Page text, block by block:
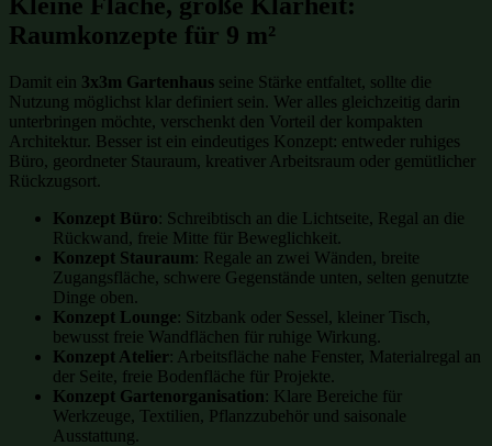
Raumkonzepte für 9 m²
Damit ein 3x3m Gartenhaus seine Stärke entfaltet, sollte die
Nutzung möglichst klar definiert sein. Wer alles gleichzeitig darin
unterbringen möchte, verschenkt den Vorteil der kompakten
Architektur. Besser ist ein eindeutiges Konzept: entweder ruhiges
Büro, geordneter Stauraum, kreativer Arbeitsraum oder gemütlicher
Rückzugsort.
Konzept Büro: Schreibtisch an die Lichtseite, Regal an die
Rückwand, freie Mitte für Beweglichkeit.
Konzept Stauraum: Regale an zwei Wänden, breite
Zugangsfläche, schwere Gegenstände unten, selten genutzte
Dinge oben.
Konzept Lounge: Sitzbank oder Sessel, kleiner Tisch,
bewusst freie Wandflächen für ruhige Wirkung.
Konzept Atelier: Arbeitsfläche nahe Fenster, Materialregal an
der Seite, freie Bodenfläche für Projekte.
Konzept Gartenorganisation: Klare Bereiche für
Werkzeuge, Textilien, Pflanzzubehör und saisonale
Ausstattung.